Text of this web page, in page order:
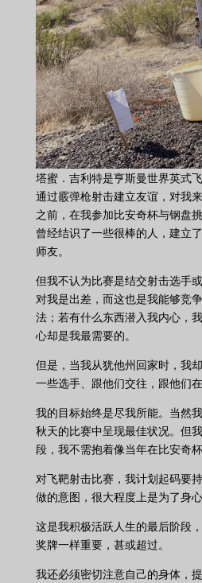
塔蜜．吉利特是亨斯曼世界英式
通过霰弹枪射击建立友谊，对我
之前，在我参加比安奇杯与钢盘
曾经结识了一些很棒的人，建立
师友。
但我不认为比赛是结交射击选手
对我是出差，而这也是我能够竞
法；若有什么东西潜入我内心，
心却是我最需要的。
但是，当我从犹他州回家时，我
一些选手、跟他们交往，跟他们
我的目标始终是尽我所能。当然
秋天的比赛中呈现最佳状况。但
段，我不需抱着像当年在比安奇
对飞靶射击比赛，我计划起码要
做的意图，很大程度上是为了身心
这是我积极活跃人生的最后阶段
奖牌一样重要，甚或超过。
我还必须密切注意自己的身体，